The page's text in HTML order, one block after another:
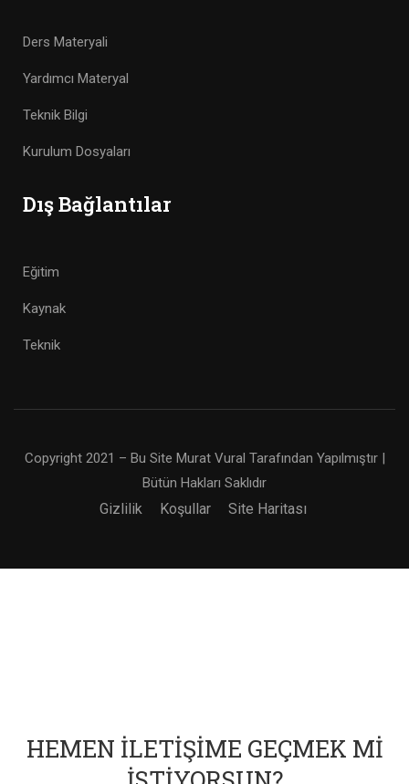
Ders Materyali
Yardımcı Materyal
Teknik Bilgi
Kurulum Dosyaları
Dış Bağlantılar
Eğitim
Kaynak
Teknik
Copyright 2021 – Bu Site Murat Vural Tarafından Yapılmıştır |
Bütün Hakları Saklıdır
Gizlilik Koşullar Site Haritası
HEMEN İLETIŞIME GEÇMEK MI